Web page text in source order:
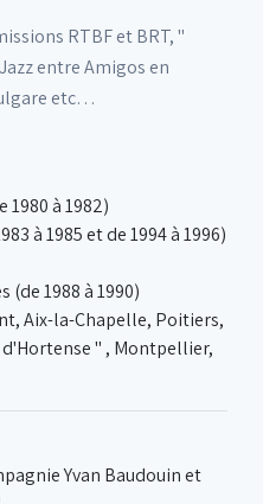
RTBF et BRT, "
entre Amigos en
etc…
1980 à 1982)
à 1985 et de 1994 à 1996)
1988 à 1990)
Aix-la-Chapelle, Poitiers,
d'Hortense " , Montpellier,
Yvan Baudouin et